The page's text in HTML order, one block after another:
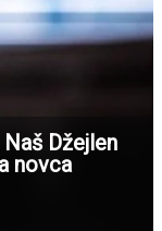
Džejlen
novca